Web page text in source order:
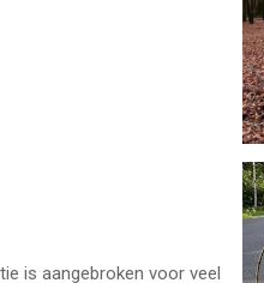
is aangebroken voor veel